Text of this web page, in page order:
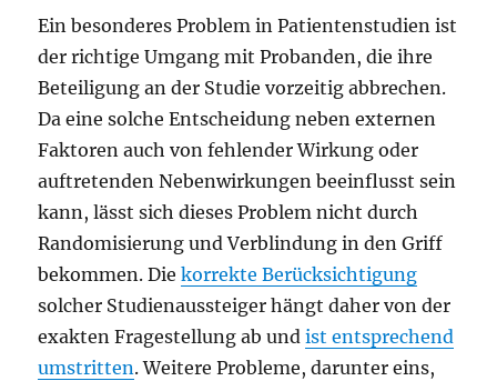
Ein besonderes Problem in Patientenstudien ist
der richtige Umgang mit Probanden, die ihre
Beteiligung an der Studie vorzeitig abbrechen.
Da eine solche Entscheidung neben externen
Faktoren auch von fehlender Wirkung oder
auftretenden Nebenwirkungen beeinflusst sein
kann, lässt sich dieses Problem nicht durch
Randomisierung und Verblindung in den Griff
bekommen. Diekorrekte Berücksichtigung
solcher Studienaussteiger hängt daher von der
exakten Fragestellung ab undist entsprechend
umstritten. Weitere Probleme, darunter eins,